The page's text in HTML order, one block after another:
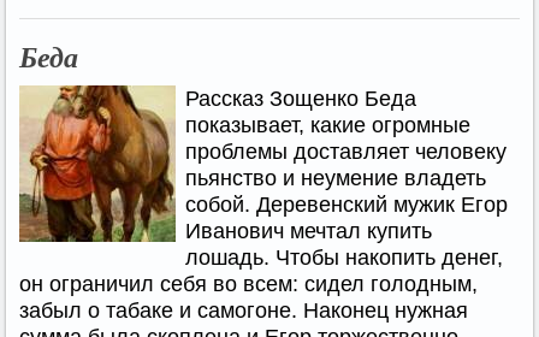
Беда
Рассказ Зощенко Беда
показывает, какие огромные
проблемы доставляет человеку
пьянство и неумение владеть
собой. Деревенский мужик Егор
Иванович мечтал купить
лошадь. Чтобы накопить денег,
он ограничил себя во всем: сидел голодным,
забыл о табаке и самогоне. Наконец нужная